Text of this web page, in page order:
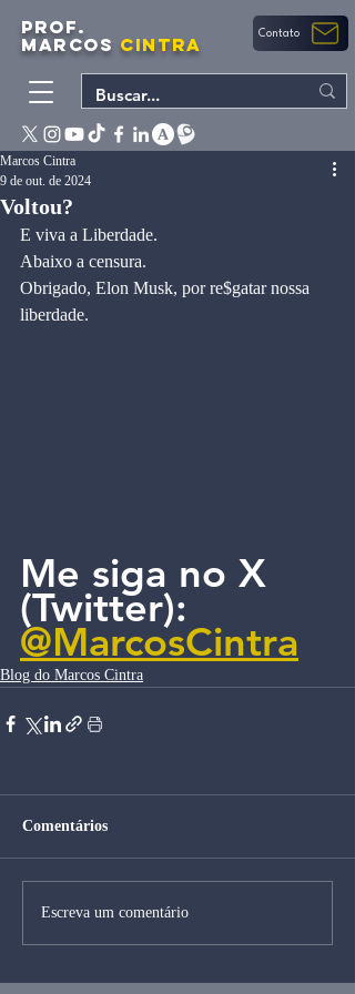
PROF.
MARCOS CINTRA Contato
Voltou?
Marcos Cintra
9 de out. de 2024
E viva a Liberdade.
Abaixo a censura.
Obrigado, Elon Musk, por re$gatar nossa
liberdade.
Me siga no X
(Twitter):
@MarcosCintra
Blog do Marcos Cintra
Comentários
Escreva um comentário